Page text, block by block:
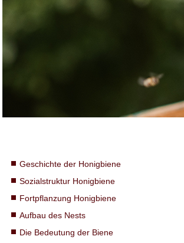
Geschichte der Honigbiene
Sozialstruktur Honigbiene
Fortpflanzung Honigbiene
Aufbau des Nests
Die Bedeutung der Biene